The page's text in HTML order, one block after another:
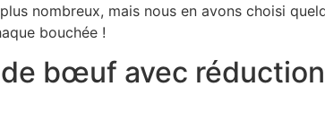
nombreux, mais nous en avons choisi
bouchée !
de bœuf avec